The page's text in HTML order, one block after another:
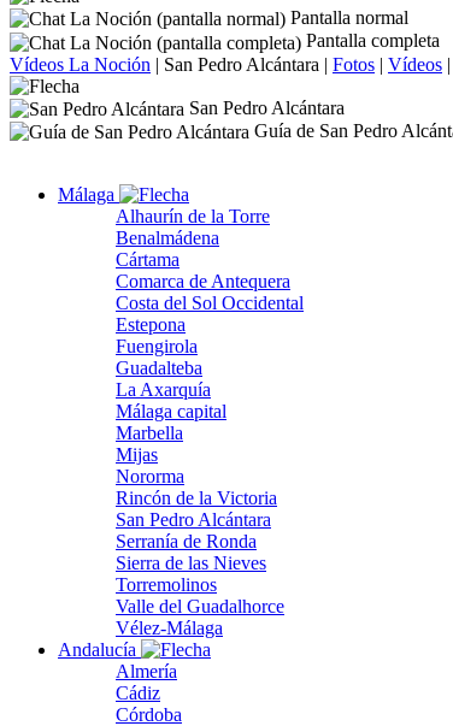
Pantalla normal
Pantalla completa
Vídeos La Noción | San Pedro Alcántara | Fotos | Vídeos |
San Pedro Alcántara
Guía de San Pedro
Málaga
Alhaurín de la Torre
Benalmádena
Cártama
Comarca de Antequera
Costa del Sol Occidental
Estepona
Fuengirola
Guadalteba
La Axarquía
Málaga capital
Marbella
Mijas
Nororma
Rincón de la Victoria
San Pedro Alcántara
Serranía de Ronda
Sierra de las Nieves
Torremolinos
Valle del Guadalhorce
Vélez-Málaga
Andalucía
Almería
Cádiz
Córdoba